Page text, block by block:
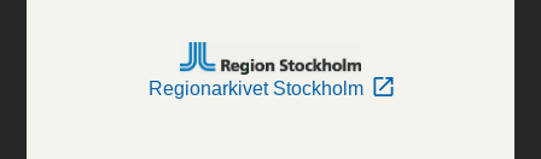
Regionarkivet Stockholm